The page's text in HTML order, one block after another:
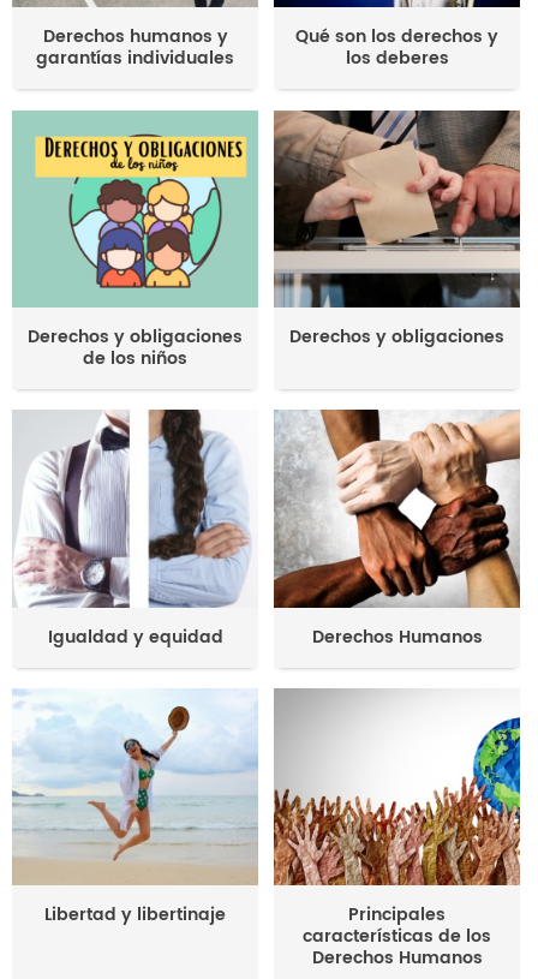
Derechos humanos y
garantías individuales
Qué son los derechos y
los deberes
Derechos y obligaciones
de los niños
Derechos y obligaciones
Igualdad y equidad Derechos Humanos
Libertad y libertinaje Principales
características de los
Derechos Humanos